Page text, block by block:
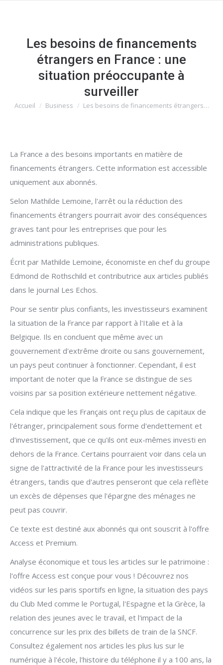
Les besoins de financements
étrangers en France : une
situation préoccupante à
surveiller
Vous êtes ici :
Accueil Business Les besoins de financements étrangers…
La France a des besoins importants en matière de
financements étrangers. Cette information est accessible
uniquement aux abonnés.
Selon Mathilde Lemoine, l'arrêt ou la réduction des
financements étrangers pourrait avoir des conséquences
graves tant pour les entreprises que pour les
administrations publiques.
Écrit par Mathilde Lemoine, économiste en chef du groupe
Edmond de Rothschild et contributrice aux articles publiés
dans le journal Les Echos.
Pour se sentir plus confiants, les investisseurs examinent
la situation de la France par rapport à l'Italie et à la
Belgique. Ils en concluent que même avec un
gouvernement d'extrême droite ou sans gouvernement,
un pays peut continuer à fonctionner. Cependant, il est
important de noter que la France se distingue de ses
voisins par sa position extérieure nettement négative.
Cela indique que les Français ont reçu plus de capitaux de
l'étranger, principalement sous forme d'endettement et
d'investissement, que ce qu'ils ont eux-mêmes investi en
dehors de la France. Certains pourraient voir dans cela un
signe de l'attractivité de la France pour les investisseurs
étrangers, tandis que d'autres penseront que cela reflète
un excès de dépenses que l'épargne des ménages ne
peut pas couvrir.
Ce texte est destiné aux abonnés qui ont souscrit à l'offre
Access et Premium.
Analyse économique et tous les articles sur le patrimoine :
l'offre Access est conçue pour vous ! Découvrez nos
vidéos sur les paris sportifs en ligne, la situation des pays
du Club Med comme le Portugal, l'Espagne et la Grèce, la
relation des jeunes avec le travail, et l'impact de la
concurrence sur les prix des billets de train de la SNCF.
Consultez également nos articles les plus lus sur le
numérique à l'école, l'histoire du téléphone il y a 100 ans, la